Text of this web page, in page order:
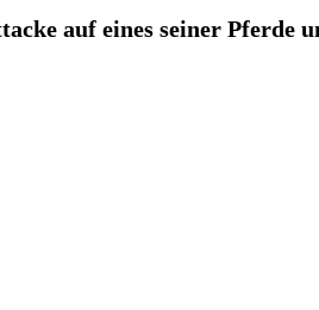
auf eines seiner Pferde